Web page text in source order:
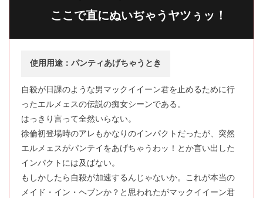
ここで直にぬいぢゃうヤツぅッ！
使用用途：パンティあげちゃうとき
自殺が日課のような男マックイイーン君を止めるために行
ったエルメェスの伝説の痴女シーンである。
はっきり言って全然いらない。
徐倫初登場時のアレもかなりのインパクトだったが、突然
エルメェスがパンテイをあげちゃうわッ！とか言い出した
インパクトには及ばない。
もしかしたら自殺が加速するんじゃないか。これが本当の
メイド・イン・ヘブンか？と思われたがマックイイーン君